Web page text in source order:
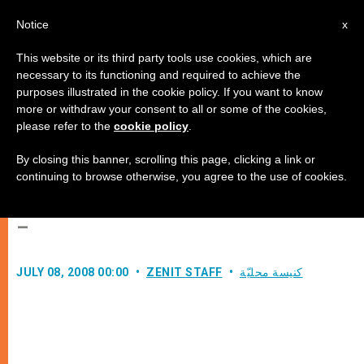
تعيين الكاردينال بوبار مبعوثًا رسوليًا
للمؤتمر اللاهوتي المريمي حول
الظهورات في لورد
–
JULY 08, 2008 00:00 ZENIT STAFF كنيسة محليّة
x
Notice
This website or its third party tools use cookies, which are
necessary to its functioning and required to achieve the
purposes illustrated in the cookie policy. If you want to know
more or withdraw your consent to all or some of the cookies,
please refer to the cookie policy
By closing this banner, scrolling this page, clicking a link or
continuing to browse otherwise, you agree to the use of cookies.